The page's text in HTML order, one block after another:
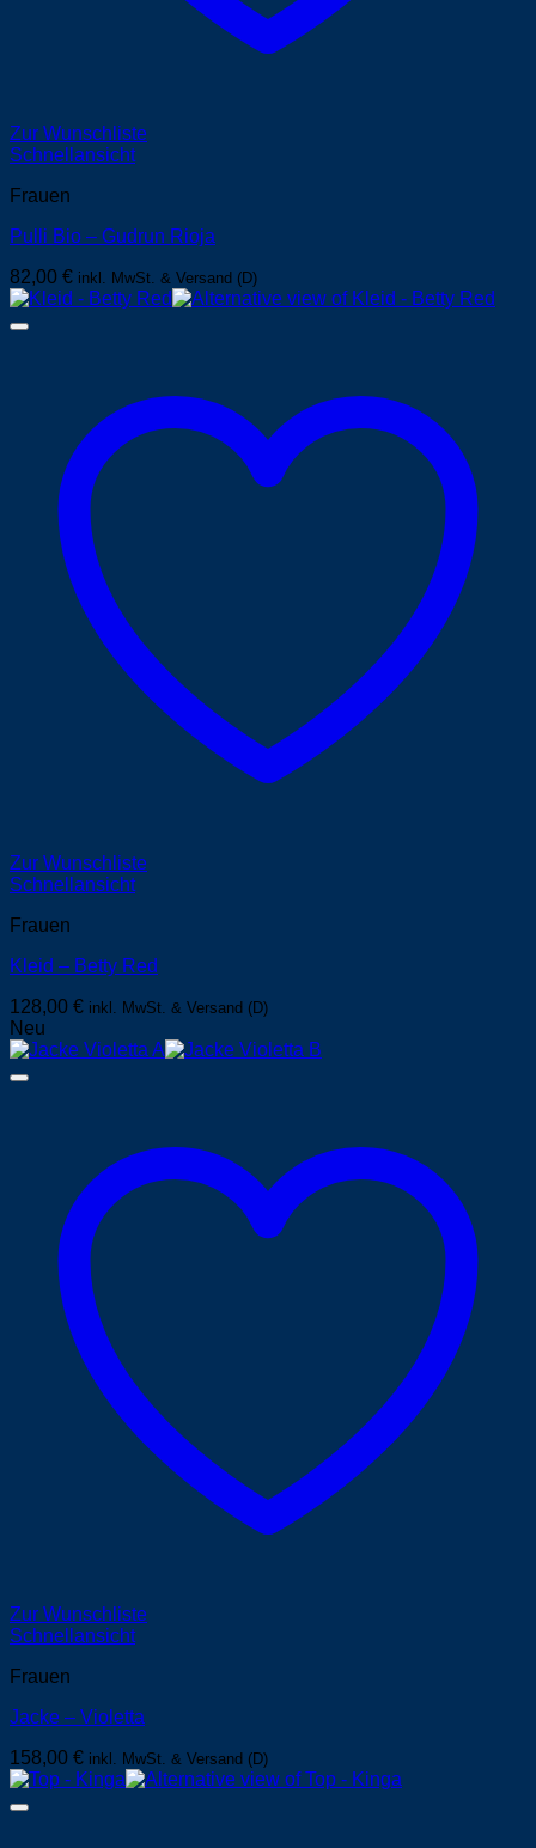
Zur Wunschliste
Schnellansicht
Frauen
Pulli Bio – Gudrun Rioja
82,00 € inkl. MwSt. & Versand (D)
Zur Wunschliste
Schnellansicht
Frauen
Kleid – Betty Red
128,00 € inkl. MwSt. & Versand (D)
Neu
Zur Wunschliste
Schnellansicht
Frauen
Jacke – Violetta
158,00 € inkl. MwSt. & Versand (D)